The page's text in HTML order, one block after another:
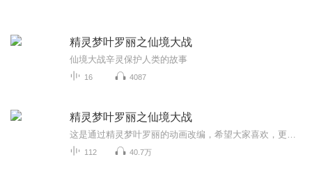
精灵梦叶罗丽之仙境大战
仙境大战辛灵保护人类的故事
16 4087
精灵梦叶罗丽之仙境大战
112 40.7万